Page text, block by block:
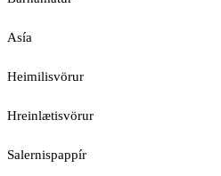
Asía
Heimilisvörur
Hreinlætisvörur
Salernispappír